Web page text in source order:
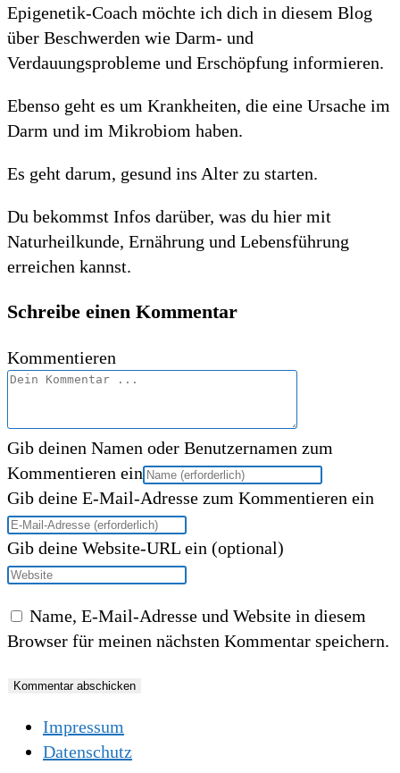
Epigenetik-Coach möchte ich dich in diesem Blog
über Beschwerden wie Darm- und
Verdauungsprobleme und Erschöpfung informieren.
Ebenso geht es um Krankheiten, die eine Ursache im
Darm und im Mikrobiom haben.
Es geht darum, gesund ins Alter zu starten.
Du bekommst Infos darüber, was du hier mit
Naturheilkunde, Ernährung und Lebensführung
erreichen kannst.
Schreibe einen Kommentar
Kommentieren
Gib deinen Namen oder Benutzernamen zum
Kommentieren ein
Gib deine E-Mail-Adresse zum Kommentieren ein
Gib deine Website-URL ein (optional)
Name, E-Mail-Adresse und Website in diesem
Browser für meinen nächsten Kommentar speichern.
Impressum
Datenschutz